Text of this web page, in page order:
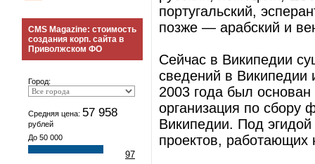
CMS Magazine: стоимость
создания корп. сайта в
Приволжском ФО
Город:
Средняя цена: 57 958
рублей
До 50 000
97
португальский,
позже — арабский и
Сейчас в Википедии
сведений в Википедии
2003 года был
организация по сбору
Википедии. Под
проектов, работающих